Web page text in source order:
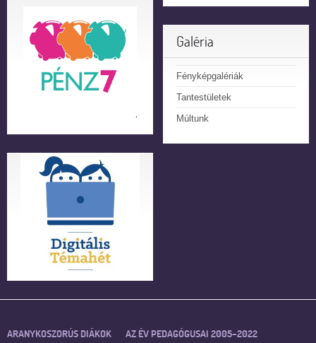
Galéria
Fényképgalériák
Tantestületek
Múltunk
ARANYKOSZORÚS DIÁKOK AZ ÉV PEDAGÓGUSAI 2005–2022